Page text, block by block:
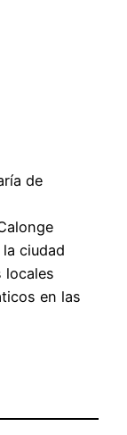
de
ciudad
locales
en las